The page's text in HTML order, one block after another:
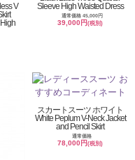
V
Sleeve High Waisted Dress
通常価格 45,000円
39,000円(税別)
スカートスーツ ホワイト
White Peplum V-Neck Jacket
and Pencil Skirt
通常価格
78,000円(税別)